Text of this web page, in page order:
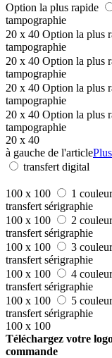
Option la plus rapide
tampographie
20 x 40 Option la plus
tampographie
20 x 40 Option la plus
tampographie
20 x 40 Option la plus
tampographie
20 x 40 Option la plus
tampographie
20 x 40
à gauche de l'article
transfert digital
100 x 100
1 couleur
transfert sérigraphie
100 x 100
2
transfert sérigraphie
100 x 100
3
transfert sérigraphie
100 x 100
4
transfert sérigraphie
100 x 100
5
transfert sérigraphie
100 x 100
Téléchargez votre
commande